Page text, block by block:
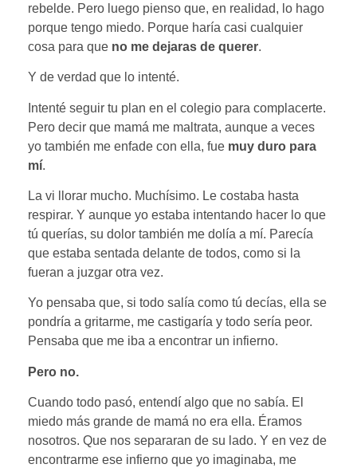
rebelde. Pero luego pienso que, en realidad, lo hago
porque tengo miedo. Porque haría casi cualquier
cosa para que no me dejaras de querer.
Y de verdad que lo intenté.
Intenté seguir tu plan en el colegio para complacerte.
Pero decir que mamá me maltrata, aunque a veces
yo también me enfade con ella, fue muy duro para
mí.
La vi llorar mucho. Muchísimo. Le costaba hasta
respirar. Y aunque yo estaba intentando hacer lo que
tú querías, su dolor también me dolía a mí. Parecía
que estaba sentada delante de todos, como si la
fueran a juzgar otra vez.
Yo pensaba que, si todo salía como tú decías, ella se
pondría a gritarme, me castigaría y todo sería peor.
Pensaba que me iba a encontrar un infierno.
Pero no.
Cuando todo pasó, entendí algo que no sabía. El
miedo más grande de mamá no era ella. Éramos
nosotros. Que nos separaran de su lado. Y en vez de
encontrarme ese infierno que yo imaginaba, me